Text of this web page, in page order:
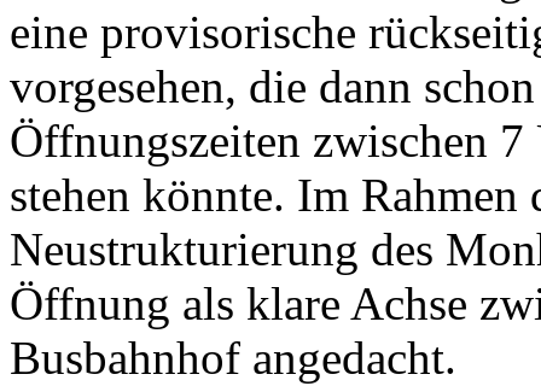
eine provisorische
vorgesehen, die dann
Öffnungszeiten zwischen
stehen könnte. Im Rahmen
Neustrukturierung des
Öffnung als klare Achse
Busbahnhof angedacht.